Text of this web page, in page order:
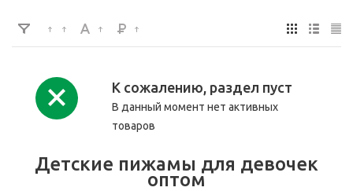
К сожалению, раздел пуст
В данный момент нет активных
товаров
Детские пижамы для девочек
оптом